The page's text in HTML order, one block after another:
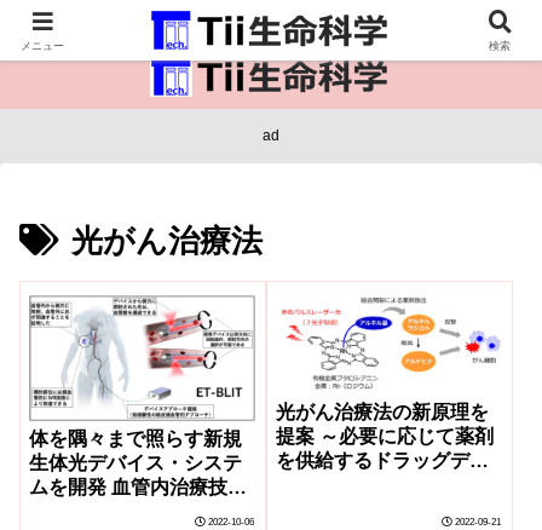
医療保健・生命・生物の情報インフラ。
ad
光がん治療法
体を隅々まで照らす新規
生体光デバイス・システ
ムを開発 血管内治療技術
2022-10-06
光がん治療法の新原理を
提案 ～必要に応じて薬剤
を供給するドラッグデリ
2022-09-21
メニュー 検索